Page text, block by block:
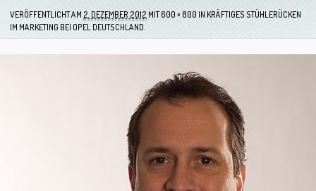
VERÖFFENTLICHT AM 2. DEZEMBER 2012 MIT600 × 800 IN KRÄFTIGES STÜHLERÜCKEN
IM MARKETING BEI OPEL DEUTSCHLAND.